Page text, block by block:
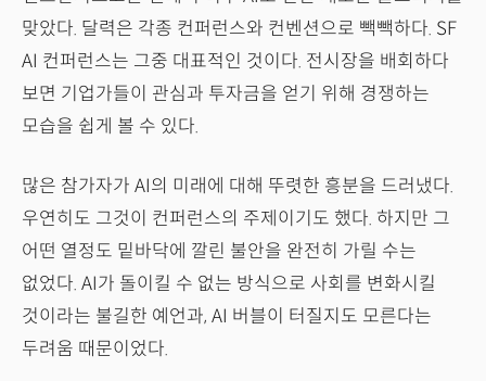
맞았다. 달력은 각종 컨퍼런스와 컨벤션으로 빽빽하다. SF
AI 컨퍼런스는 그중 대표적인 것이다. 전시장을 배회하다
보면 기업가들이 관심과 투자금을 얻기 위해 경쟁하는
모습을 쉽게 볼 수 있다.
많은 참가자가 AI의 미래에 대해 뚜렷한 흥분을 드러냈다.
우연히도 그것이 컨퍼런스의 주제이기도 했다. 하지만 그
어떤 열정도 밑바닥에 깔린 불안을 완전히 가릴 수는
없었다. AI가 돌이킬 수 없는 방식으로 사회를 변화시킬
것이라는 불길한 예언과, AI 버블이 터질지도 모른다는
두려움 때문이었다.